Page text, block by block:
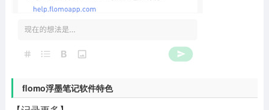
flomo浮墨笔记软件特色